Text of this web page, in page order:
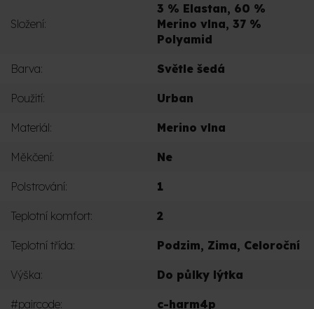
Složení:
3 % Elastan, 60 %
Merino vlna, 37 %
Polyamid
Barva: Světle šedá
Použití: Urban
Materiál: Merino vlna
Měkčení: Ne
Polstrování: 1
Teplotní komfort: 2
Teplotní třída: Podzim, Zima, Celoroční
Výška: Do půlky lýtka
#paircode: c-harm4p